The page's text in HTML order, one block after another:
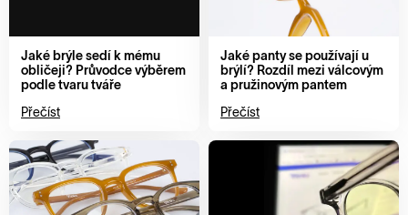
Jaké brýle sedí k mému
obličeji? Průvodce výběrem
podle tvaru tváře
Přečíst
Jaké panty se používají u
brýlí? Rozdíl mezi válcovým
a pružinovým pantem
Přečíst